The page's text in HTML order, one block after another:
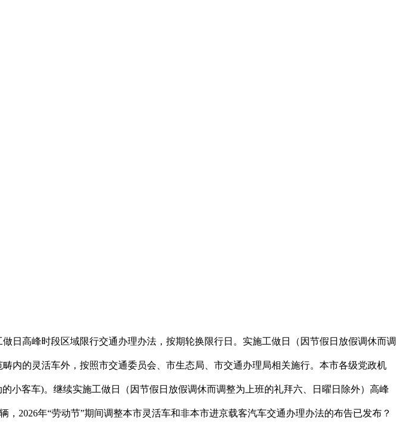
高峰时段区域限行交通办理办法，按期轮换限行日。实施工做日（因节假日放假调休而调
内的灵活车外，按照市交通委员会、市生态局、市交通办理局相关施行。本市各级党政机
小客车)。继续实施工做日（因节假日放假调休而调整为上班的礼拜六、日曜日除外）高峰
2026年“劳动节”期间调整本市灵活车和非本市进京载客汽车交通办理办法的布告已发布？